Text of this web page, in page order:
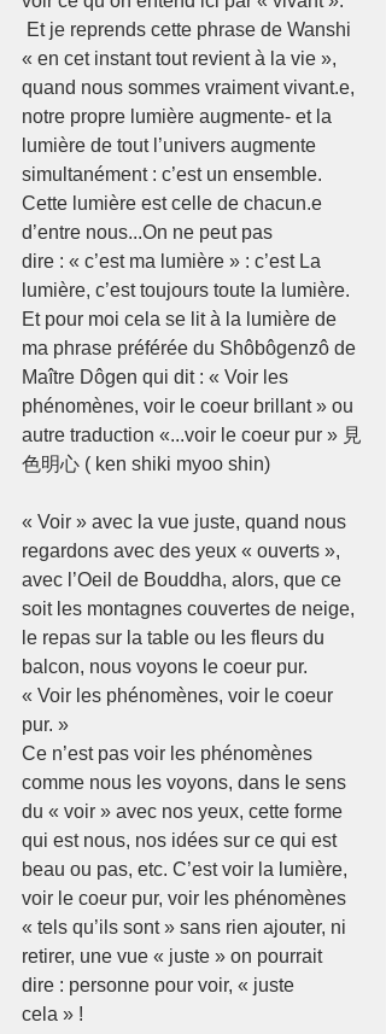
Et je reprends cette phrase de Wanshi
« en cet instant tout revient à la vie »,
quand nous sommes vraiment vivant.e,
notre propre lumière augmente- et la
lumière de tout l’univers augmente
simultanément : c’est un ensemble.
Cette lumière est celle de chacun.e
d’entre nous...On ne peut pas
dire : « c’est ma lumière » : c’est La
lumière, c’est toujours toute la lumière.
Et pour moi cela se lit à la lumière de
ma phrase préférée du Shôbôgenzô de
Maître Dôgen qui dit : « Voir les
phénomènes, voir le coeur brillant » ou
autre traduction «...voir le coeur pur » 見
色明心 ( ken shiki myoo shin)
« Voir » avec la vue juste, quand nous
regardons avec des yeux « ouverts »,
avec l’Oeil de Bouddha, alors, que ce
soit les montagnes couvertes de neige,
le repas sur la table ou les fleurs du
balcon, nous voyons le coeur pur.
« Voir les phénomènes, voir le coeur
pur. »
Ce n’est pas voir les phénomènes
comme nous les voyons, dans le sens
du « voir » avec nos yeux, cette forme
qui est nous, nos idées sur ce qui est
beau ou pas, etc. C’est voir la lumière,
voir le coeur pur, voir les phénomènes
« tels qu’ils sont » sans rien ajouter, ni
retirer, une vue « juste » on pourrait
dire : personne pour voir, « juste
cela » !